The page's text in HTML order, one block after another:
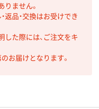
ません。
返品・交換はお受けでき
た際には、ご注文をキ
お届けとなります。